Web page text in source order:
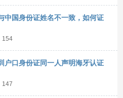
中国身份证姓名不一致，如何证
154
户口身份证同一人声明海牙认证
147